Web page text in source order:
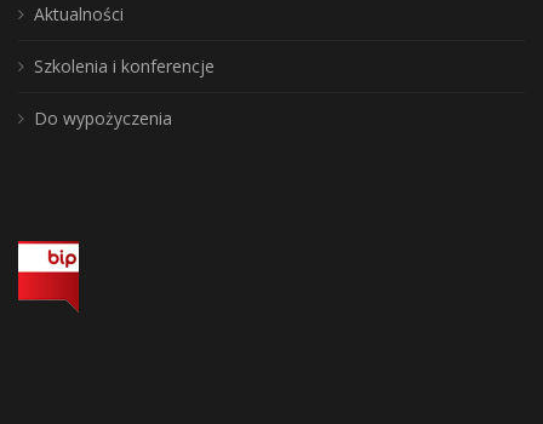
Aktualności
Szkolenia i konferencje
Do wypożyczenia